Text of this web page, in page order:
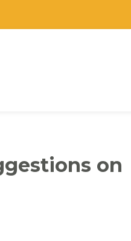
on